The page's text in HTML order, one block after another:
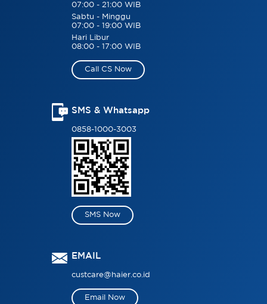
07:00 - 21:00 WIB
Sabtu - Minggu
07:00 - 19:00 WIB
Hari Libur
08:00 - 17:00 WIB
Call CS Now
SMS & Whatsapp
0858-1000-3003
SMS Now
EMAIL
custcare@haier.co.id
Email Now